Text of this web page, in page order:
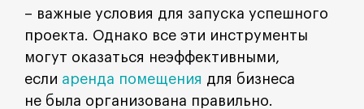
– важные условия для запуска успешного
проекта. Однако все эти инструменты
могут оказаться неэффективными,
если аренда помещения для бизнеса
не была организована правильно.